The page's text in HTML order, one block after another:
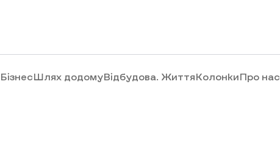
БізнесШлях додомуВідбудова. ЖиттяКолонкиПро нас